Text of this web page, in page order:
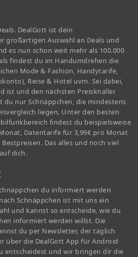
DealGott ist dein
großartigen Auswahl an Deals und
es nun schon weit mehr als 100.000
findest du im Handumdrehen die
Mode & Fashion, Handytarife,
Reise & Hotel uvm. Sei dabei,
ist und den nächsten Preisknaller
du nur Schnäppchen, die mindestens
liegen. Unter den besten
findest du beispielsweise
Datentarife für 3,99€ pro Monat
Das alles und noch viel
dich.
du informiert werden
Schnäppchen ist mit uns ein
und kannst so entscheide, wie du
informiert werden willst. Die
du per Newsletter, der täglich
über die DealGott App für Android
entscheidest und wir bringen dir die